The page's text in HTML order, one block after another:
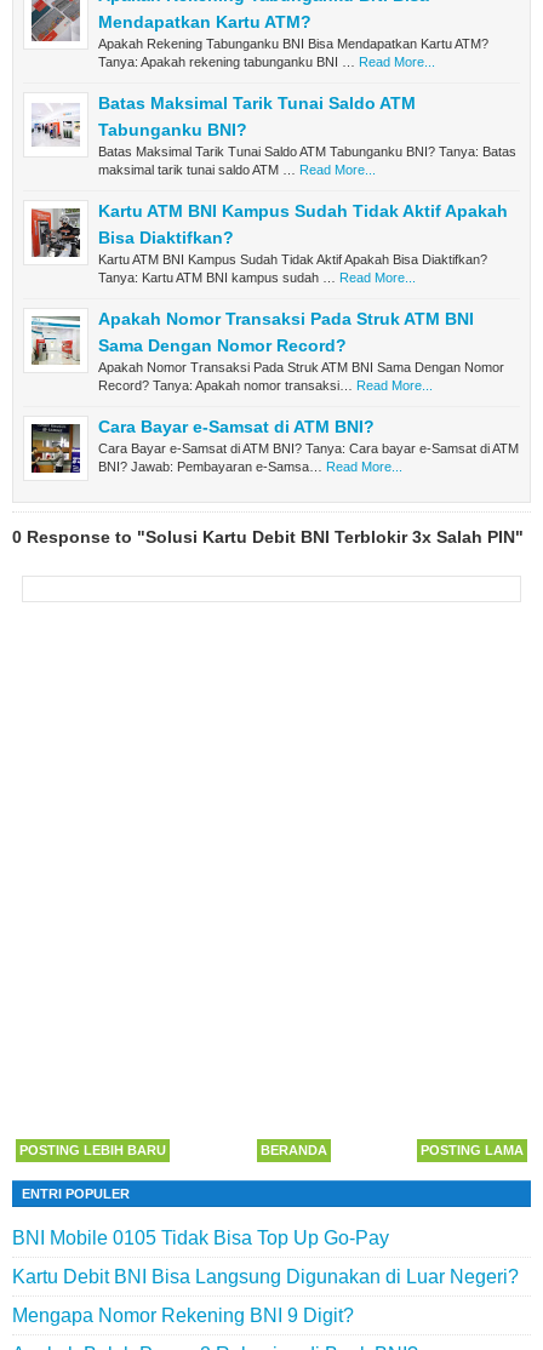
Mendapatkan Kartu ATM?
Apakah Rekening Tabunganku BNI Bisa Mendapatkan Kartu ATM?
Tanya: Apakah rekening tabunganku BNI …
Read More...
Batas Maksimal Tarik Tunai Saldo ATM
Tabunganku BNI?
Batas Maksimal Tarik Tunai Saldo ATM Tabunganku BNI? Tanya: Batas
maksimal tarik tunai saldo ATM …
Read More...
Kartu ATM BNI Kampus Sudah Tidak Aktif Apakah
Bisa Diaktifkan?
Kartu ATM BNI Kampus Sudah Tidak Aktif Apakah Bisa Diaktifkan?
Tanya: Kartu ATM BNI kampus sudah …
Read More...
Apakah Nomor Transaksi Pada Struk ATM BNI
Sama Dengan Nomor Record?
Apakah Nomor Transaksi Pada Struk ATM BNI Sama Dengan Nomor
Record? Tanya: Apakah nomor transaksi…
Read More...
Cara Bayar e-Samsat di ATM BNI?
Cara Bayar e-Samsat di ATM BNI? Tanya: Cara bayar e-Samsat di ATM
BNI? Jawab: Pembayaran e-Samsa…
Read More...
0 Response to "Solusi Kartu Debit BNI Terblokir 3x Salah PIN"
POSTING LEBIH BARU POSTING LAMA
BERANDA
ENTRI POPULER
BNI Mobile 0105 Tidak Bisa Top Up Go-Pay
Kartu Debit BNI Bisa Langsung Digunakan di Luar Negeri?
Mengapa Nomor Rekening BNI 9 Digit?